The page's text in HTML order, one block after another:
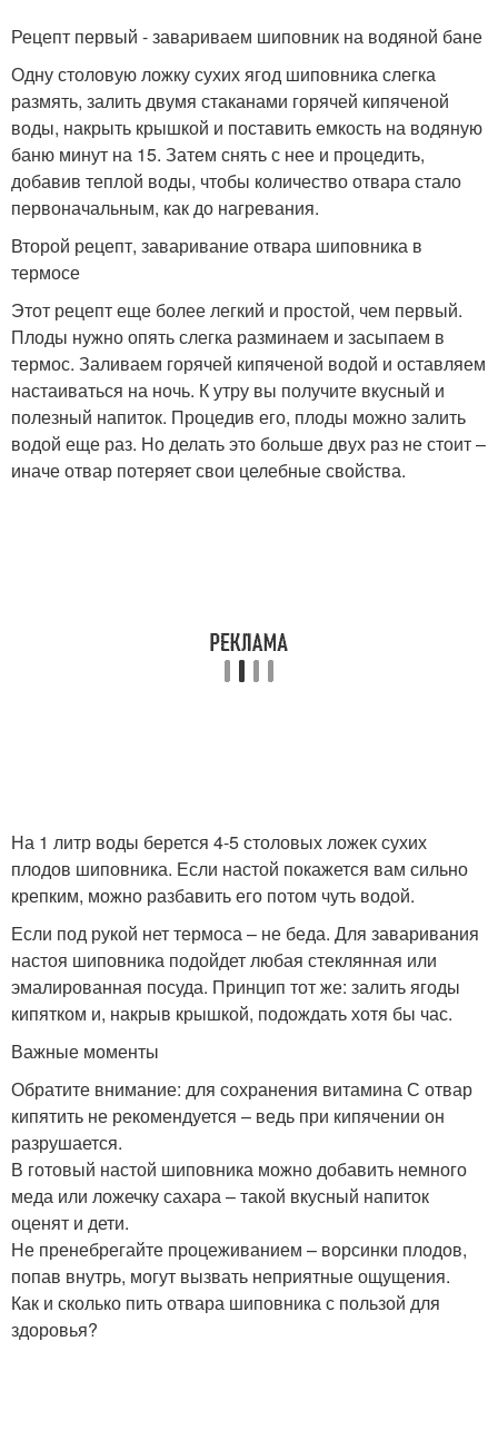
Рецепт первый - завариваем шиповник на водяной бане
Одну столовую ложку сухих ягод шиповника слегка
размять, залить двумя стаканами горячей кипяченой
воды, накрыть крышкой и поставить емкость на водяную
баню минут на 15. Затем снять с нее и процедить,
добавив теплой воды, чтобы количество отвара стало
первоначальным, как до нагревания.
Второй рецепт, заваривание отвара шиповника в
термосе
Этот рецепт еще более легкий и простой, чем первый.
Плоды нужно опять слегка разминаем и засыпаем в
термос. Заливаем горячей кипяченой водой и оставляем
настаиваться на ночь. К утру вы получите вкусный и
полезный напиток. Процедив его, плоды можно залить
водой еще раз. Но делать это больше двух раз не стоит –
иначе отвар потеряет свои целебные свойства.
На 1 литр воды берется 4-5 столовых ложек сухих
плодов шиповника. Если настой покажется вам сильно
крепким, можно разбавить его потом чуть водой.
Если под рукой нет термоса – не беда. Для заваривания
настоя шиповника подойдет любая стеклянная или
эмалированная посуда. Принцип тот же: залить ягоды
кипятком и, накрыв крышкой, подождать хотя бы час.
Важные моменты
Обратите внимание: для сохранения витамина С отвар
кипятить не рекомендуется – ведь при кипячении он
разрушается.
В готовый настой шиповника можно добавить немного
меда или ложечку сахара – такой вкусный напиток
оценят и дети.
Не пренебрегайте процеживанием – ворсинки плодов,
попав внутрь, могут вызвать неприятные ощущения.
Как и сколько пить отвара шиповника с пользой для
здоровья?